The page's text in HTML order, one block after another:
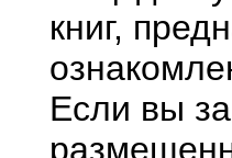
книг,
Если вы